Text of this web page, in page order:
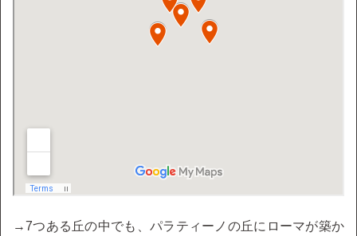
→7つある丘の中でも、パラティーノの丘にローマが築か